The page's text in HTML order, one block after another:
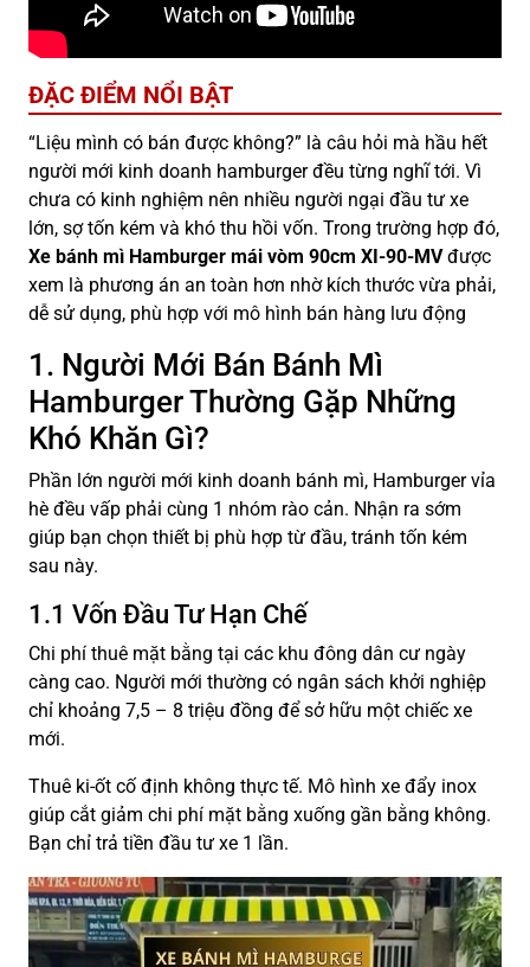
ĐẶC ĐIỂM NỔI BẬT
“Liệu mình có bán được không?” là câu hỏi mà hầu hết
người mới kinh doanh hamburger đều từng nghĩ tới. Vì
chưa có kinh nghiệm nên nhiều người ngại đầu tư xe
lớn, sợ tốn kém và khó thu hồi vốn. Trong trường hợp đó,
Xe bánh mì Hamburger mái vòm 90cm XI-90-MVđược
xem là phương án an toàn hơn nhờ kích thước vừa phải,
dễ sử dụng, phù hợp với mô hình bán hàng lưu động
1. Người Mới Bán Bánh Mì
Hamburger Thường Gặp Những
Khó Khăn Gì?
Phần lớn người mới kinh doanh bánh mì, Hamburger vỉa
hè đều vấp phải cùng 1 nhóm rào cản. Nhận ra sớm
giúp bạn chọn thiết bị phù hợp từ đầu, tránh tốn kém
sau này.
1.1 Vốn Đầu Tư Hạn Chế
Chi phí thuê mặt bằng tại các khu đông dân cư ngày
càng cao. Người mới thường có ngân sách khởi nghiệp
chỉ khoảng 7,5 – 8 triệu đồng để sở hữu một chiếc xe
mới.
Thuê ki-ốt cố định không thực tế. Mô hình xe đẩy inox
giúp cắt giảm chi phí mặt bằng xuống gần bằng không.
Bạn chỉ trả tiền đầu tư xe 1 lần.